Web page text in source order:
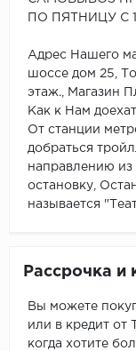
ПО ПЯТНИЦУ С
Адрес Нашего
шоссе дом 25,
этаж., Магазин
Как к Нам
От станции
добраться
направлению из
остановку,
называется
Рассрочка и
Вы можете
или в кредит от
когда хотите